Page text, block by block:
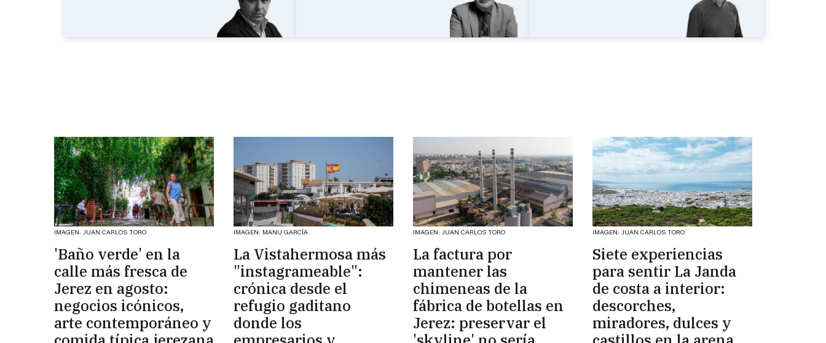
IMAGEN: JUAN CARLOS TORO
'Baño verde' en la
calle más fresca de
Jerez en agosto:
negocios icónicos,
arte contemporáneo y
IMAGEN: MANU GARCÍA
La Vistahermosa más
"instagrameable":
crónica desde el
refugio gaditano
donde los
IMAGEN: JUAN CARLOS TORO
La factura por
mantener las
chimeneas de la
fábrica de botellas en
Jerez: preservar el
IMAGEN: JUAN CARLOS TORO
Siete experiencias
para sentir La Janda
de costa a interior:
descorches,
miradores, dulces y